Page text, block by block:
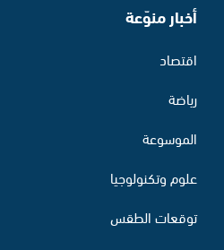
أخبار منوّعة
اقتصاد
رياضة
الموسوعة
علوم وتكنولوجيا
توقعات الطقس